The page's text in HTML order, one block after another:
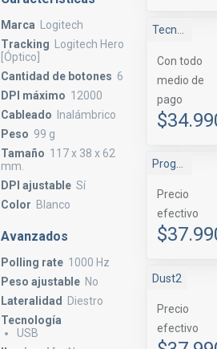
Marca
Logitech
Tracking
Logitech Hero
[Óptico]
Cantidad de botones 6
DPI máximo 12000
Cableado
Inalámbrico
Peso 99 g
Tamaño 117 x 38 x 62
mm.
DPI ajustable Sí
Color Blanco
Avanzados
Polling rate 1000 Hz
Peso ajustable No
Lateralidad
Diestro
Tecnología
USB
Con todo
medio de
pago
Precio
efectivo
Dust2
Precio
efectivo